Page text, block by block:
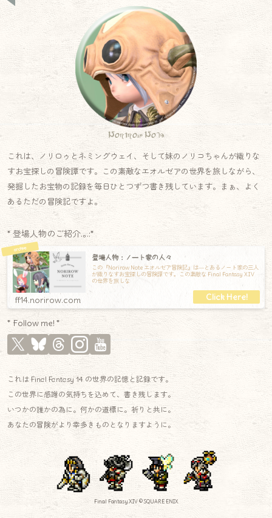
Norirow Note
これは、ノリロゥとネミングウェイ、そして妹のノリコちゃんが織りな
すお宝探しの冒険譚です。この素敵なエオルゼアの世界を旅しながら、
発掘したお宝物の記録を毎日ひとつずつ書き残しています。まぁ、よく
あるただの冒険記ですよ。
* 登場人物のご紹介.｡.:*
登場人物：ノート家の人々
この『Norirow Note エオルゼア冒険記』は―とあるノート家の三人
が織りなすお宝探しの冒険譚です。この素敵な Final Fantasy XIV
の世界を旅しな
ff14.norirow.com
* Follow me! *
これは Final Fantasy 14 の世界の記憶と記録です。
この世界に感謝の気持ちを込めて、書き残します。
いつかの誰かの為に。何かの道標に。祈りと共に。
あなたの冒険がより幸多きものとなりますように。
Final Fantasy XIV © SQUARE ENIX